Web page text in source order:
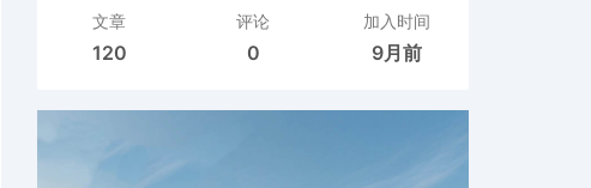
文章
120
评论
0
加入时间
9月前